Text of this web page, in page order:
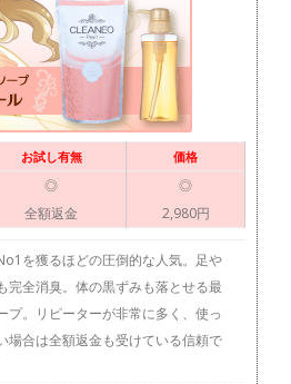
お試し有無 価格
◎
全額返金
◎
2,980円
を獲るほどの圧倒的な人気。足や
完全消臭。体の黒ずみも落とせる最
プ。リピーターが非常に多く、使っ
場合は全額返金も受けている信頼で